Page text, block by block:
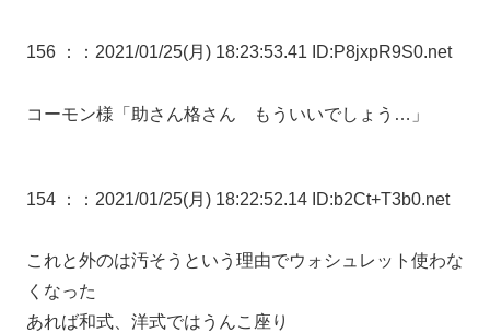
156 ： ：2021/01/25(月) 18:23:53.41 ID:P8jxpR9S0.net
コーモン様「助さん格さん もういいでしょう…」
154 ： ：2021/01/25(月) 18:22:52.14 ID:b2Ct+T3b0.net
これと外のは汚そうという理由でウォシュレット使わな
くなった
あれば和式、洋式ではうんこ座り